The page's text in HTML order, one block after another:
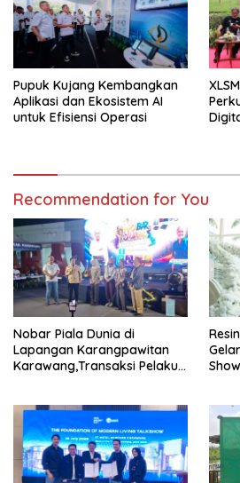
Pupuk Kujang Kembangkan
Aplikasi dan Ekosistem AI
untuk Efisiensi Operasi
Recommendation for You
Nobar Piala Dunia di
Lapangan Karangpawitan
Karawang,Transaksi Pelaku